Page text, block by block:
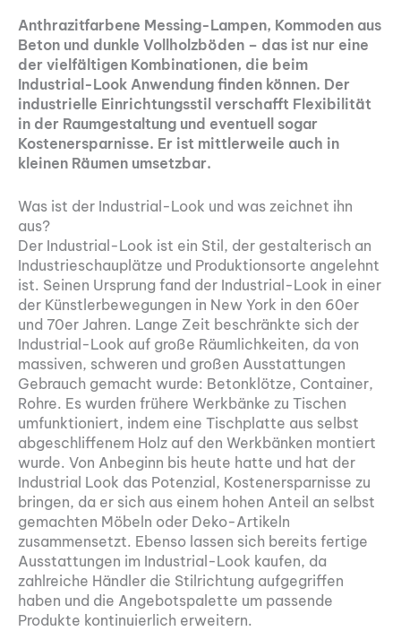
Anthrazitfarbene Messing-Lampen, Kommoden aus
Beton und dunkle Vollholzböden – das ist nur eine
der vielfältigen Kombinationen, die beim
Industrial-Look Anwendung finden können. Der
industrielle Einrichtungsstil verschafft Flexibilität
in der Raumgestaltung und eventuell sogar
Kostenersparnisse. Er ist mittlerweile auch in
kleinen Räumen umsetzbar.
Was ist der Industrial-Look und was zeichnet ihn
aus?
Der Industrial-Look ist ein Stil, der gestalterisch an
Industrieschauplätze und Produktionsorte angelehnt
ist. Seinen Ursprung fand der Industrial-Look in einer
der Künstlerbewegungen in New York in den 60er
und 70er Jahren. Lange Zeit beschränkte sich der
Industrial-Look auf große Räumlichkeiten, da von
massiven, schweren und großen Ausstattungen
Gebrauch gemacht wurde: Betonklötze, Container,
Rohre. Es wurden frühere Werkbänke zu Tischen
umfunktioniert, indem eine Tischplatte aus selbst
abgeschliffenem Holz auf den Werkbänken montiert
wurde. Von Anbeginn bis heute hatte und hat der
Industrial Look das Potenzial, Kostenersparnisse zu
bringen, da er sich aus einem hohen Anteil an selbst
gemachten Möbeln oder Deko-Artikeln
zusammensetzt. Ebenso lassen sich bereits fertige
Ausstattungen im Industrial-Look kaufen, da
zahlreiche Händler die Stilrichtung aufgegriffen
haben und die Angebotspalette um passende
Produkte kontinuierlich erweitern.